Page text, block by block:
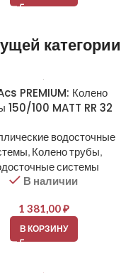
категории
PREMIUM: Колено
150/100 MATT RR 32
водосточные
, Колено трубы,
системы
В наличии
1 381,00₽
В КОРЗИНУ